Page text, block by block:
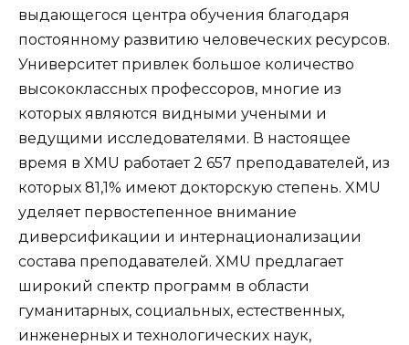
выдающегося центра обучения благодаря
постоянному развитию человеческих ресурсов.
Университет привлек большое количество
высококлассных профессоров, многие из
которых являются видными учеными и
ведущими исследователями. В настоящее
время в XMU работает 2 657 преподавателей, из
которых 81,1% имеют докторскую степень. XMU
уделяет первостепенное внимание
диверсификации и интернационализации
состава преподавателей. XMU предлагает
широкий спектр программ в области
гуманитарных, социальных, естественных,
инженерных и технологических наук,